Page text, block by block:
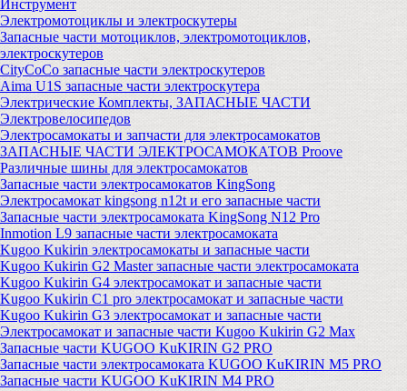
Инструмент
Электромотоциклы и электроскутеры
Запасные части мотоциклов, электромотоциклов,
электроскутеров
CityCoCo запасные части электроскутеров
Aima U1S запасные части электроскутера
Электрические Комплекты, ЗАПАСНЫЕ ЧАСТИ
Электровелосипедов
Электросамокаты и запчасти для электросамокатов
ЗАПАСНЫЕ ЧАСТИ ЭЛЕКТРОСАМОКАТОВ Proove
Различные шины для электросамокатов
Запасные части электросамокатов KingSong
Электросамокат kingsong n12t и его запасные части
Запасные части электросамоката KingSong N12 Pro
Inmotion L9 запасные части электросамоката
Kugoo Kukirin электросамокаты и запасные части
Kugoo Kukirin G2 Master запасные части электросамоката
Kugoo Kukirin G4 электросамокат и запасные части
Kugoo Kukirin C1 pro электросамокат и запасные части
Kugoo Kukirin G3 электросамокат и запасные части
Электросамокат и запасные части Kugoo Kukirin G2 Max
Запасные части KUGOO KuKIRIN G2 PRO
Запасные части электросамоката KUGOO KuKIRIN M5 PRO
Запасные части KUGOO KuKIRIN M4 PRO